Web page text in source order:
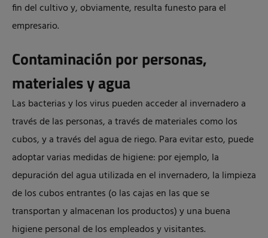
fin del cultivo y, obviamente, resulta funesto para el
empresario.
Contaminación por personas,
materiales y agua
Las bacterias y los virus pueden acceder al invernadero a
través de las personas, a través de materiales como los
cubos, y a través del agua de riego. Para evitar esto, puede
adoptar varias medidas de higiene: por ejemplo, la
depuración del agua utilizada en el invernadero, la limpieza
de los cubos entrantes (o las cajas en las que se
transportan y almacenan los productos) y una buena
higiene personal de los empleados y visitantes.